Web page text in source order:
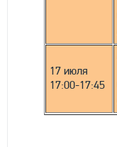
17 июля
17:00-17:45